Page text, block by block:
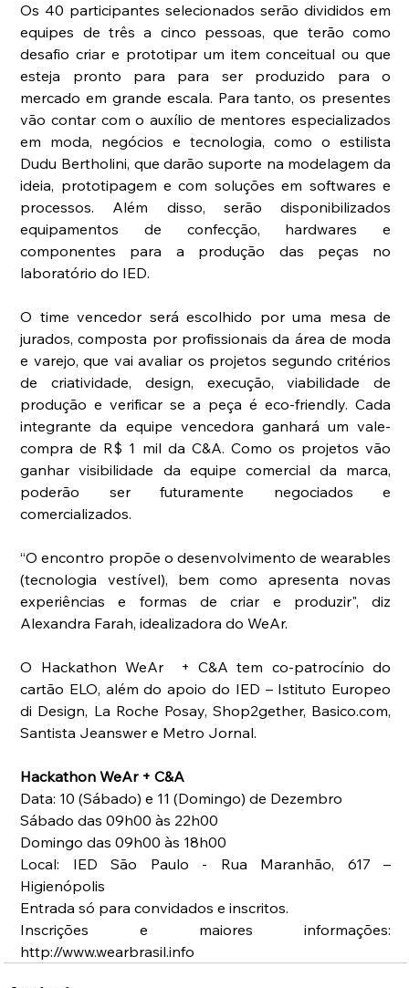
Os 40 participantes selecionados serão divididos em
equipes de três a cinco pessoas, que terão como
desafio criar e prototipar um item conceitual ou que
esteja pronto para para ser produzido para o
mercado em grande escala. Para tanto, os presentes
vão contar com o auxílio de mentores especializados
em moda, negócios e tecnologia, como o estilista
Dudu Bertholini, que darão suporte na modelagem da
ideia, prototipagem e com soluções em softwares e
processos. Além disso, serão disponibilizados
equipamentos de confecção, hardwares e
componentes para a produção das peças no
laboratório do IED.
O time vencedor será escolhido por uma mesa de
jurados, composta por profissionais da área de moda
e varejo, que vai avaliar os projetos segundo critérios
de criatividade, design, execução, viabilidade de
produção e verificar se a peça é eco-friendly. Cada
integrante da equipe vencedora ganhará um vale-
compra de R$ 1 mil da C&A. Como os projetos vão
ganhar visibilidade da equipe comercial da marca,
poderão ser futuramente negociados e
comercializados.
“O encontro propõe o desenvolvimento de wearables
(tecnologia vestível), bem como apresenta novas
experiências e formas de criar e produzir", diz
Alexandra Farah, idealizadora do WeAr.
O Hackathon WeAr  + C&A tem co-patrocínio do
cartão ELO, além do apoio do IED – Istituto Europeo
di Design, La Roche Posay, Shop2gether, Basico.com,
Santista Jeanswer e Metro Jornal.
Hackathon WeAr + C&A
Data: 10 (Sábado) e 11 (Domingo) de Dezembro
Sábado das 09h00 às 22h00
Domingo das 09h00 às 18h00
Local: IED São Paulo - Rua Maranhão, 617 –
Higienópolis
Entrada só para convidados e inscritos.
Inscrições e maiores informações:
http://www.wearbrasil.info